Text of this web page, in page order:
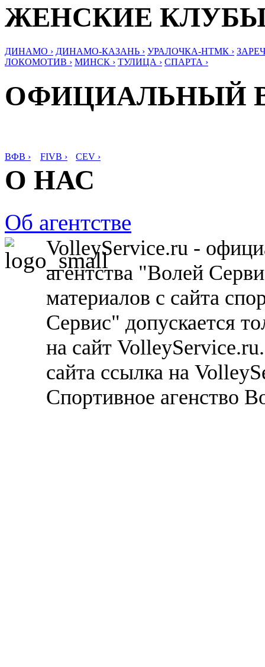
ЖЕНСКИЕ
ДИНАМО › ДИНАМО-КАЗАНЬ › УРАЛОЧКА-НТМК ›
ЛОКОМОТИВ › МИНСК › ТУЛИЦА › СПАРТА ›
ОФИЦИАЛЬНЫЙ
ВФВ › FIVB › CEV ›
О НАС
Об агентстве
VolleyService.ru -
агентства "Волей
материалов с сайта
Сервис" допускается
на сайт
сайта ссылка на
Спортивное агенство